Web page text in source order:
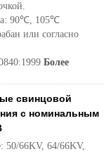
90℃, 105℃
или согласно
Более
свинцовой
с номинальным
50/66KV, 64/66KV,